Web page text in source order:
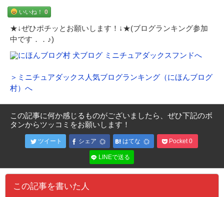
いいね！ 0
★↓ぜひポチッとお願いします！↓★(ブログランキング参加
中です．．♪)
＞ミニチュアダックス人気ブログランキング（にほんブログ
村）へ
この記事に何か感じるものがございましたら、ぜひ下記のボ
タンからツッコミをお願いします！
ツイート シェア はてな Pocket 0
LINEで送る
この記事を書いた人